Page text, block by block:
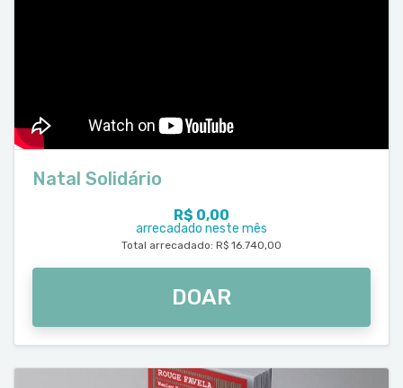
Natal Solidário
R$ 0,00
arrecadado neste mês
Total arrecadado: R$ 16.740,00
DOAR